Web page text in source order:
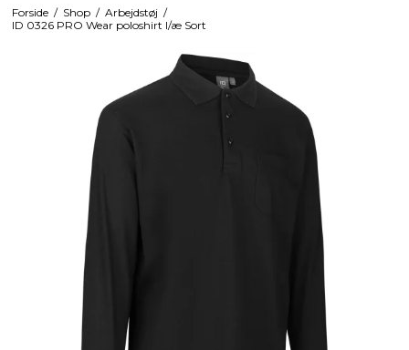
Forside / Shop / Arbejdstøj /
ID 0326 PRO Wear poloshirt l/æ Sort